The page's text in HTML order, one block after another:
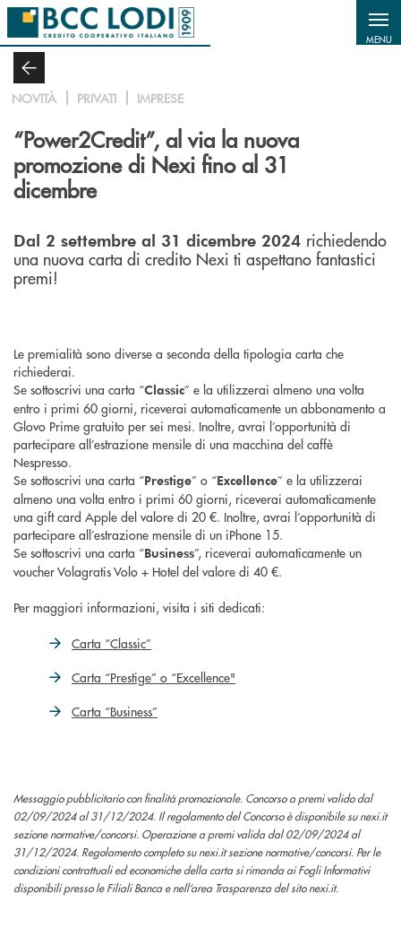
Salta al contenuto principale
MENU
NOVITÀ PRIVATI IMPRESE
“Power2Credit”, al via la nuova
promozione di Nexi fino al 31
dicembre
Dal 2 settembre al 31 dicembre 2024 richiedendo
una nuova carta di credito Nexi ti aspettano fantastici
premi!
Le premialità sono diverse a seconda della tipologia carta che
richiederai.
Se sottoscrivi una carta “Classic” e la utilizzerai almeno una volta
entro i primi 60 giorni, riceverai automaticamente un abbonamento a
Glovo Prime gratuito per sei mesi. Inoltre, avrai l’opportunità di
partecipare all’estrazione mensile di una macchina del caffè
Nespresso.
Se sottoscrivi una carta “Prestige” o “Excellence” e la utilizzerai
almeno una volta entro i primi 60 giorni, riceverai automaticamente
una gift card Apple del valore di 20 €. Inoltre, avrai l’opportunità di
partecipare all’estrazione mensile di un iPhone 15.
Se sottoscrivi una carta “Business”, riceverai automaticamente un
voucher Volagratis Volo + Hotel del valore di 40 €.
Per maggiori informazioni, visita i siti dedicati:
Carta “Classic”
Carta “Prestige” o “Excellence"
Carta “Business”
Messaggio pubblicitario con finalità promozionale. Concorso a premi valido dal
02/09/2024 al 31/12/2024. Il regolamento del Concorso è disponibile su nexi.it
sezione normative/concorsi. Operazione a premi valida dal 02/09/2024 al
31/12/2024. Regolamento completo su nexi.it sezione normative/concorsi. Per le
condizioni contrattuali ed economiche della carta si rimanda ai Fogli Informativi
disponibili presso le Filiali Banca e nell’area Trasparenza del sito nexi.it.